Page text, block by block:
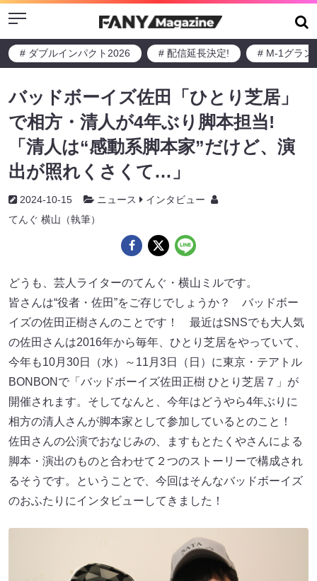
Menu
# ダブルインパクト2026 # 配信延長決定! # M-1グラン
バッドボーイズ佐田「ひとり芝居」
で相方・清人が4年ぶり脚本担当!
「清人は“感動系脚本家”だけど、演
出が照れくさくて…」
2024-10-15 ニュース
インタビュー
てんぐ 横山（執筆）
どうも、芸人ライターのてんぐ・横山ミルです。
皆さんは“役者・佐田”をご存じでしょうか？ バッドボー
イズの佐田正樹さんのことです！ 最近はSNSでも大人気
の佐田さんは2016年から毎年、ひとり芝居をやっていて、
今年も10月30日（水）～11月3日（日）に東京・テアトル
BONBONで「バッドボーイズ佐田正樹 ひとり芝居７」が
開催されます。そしてなんと、今年はどうやら4年ぶりに
相方の清人さんが脚本家として参加しているとのこと！
佐田さんの公演でおなじみの、ますもとたくやさんによる
脚本・演出のものと合わせて２つのストーリーで構成され
るそうです。ということで、今回はそんなバッドボーイズ
のおふたりにインタビューしてきました！